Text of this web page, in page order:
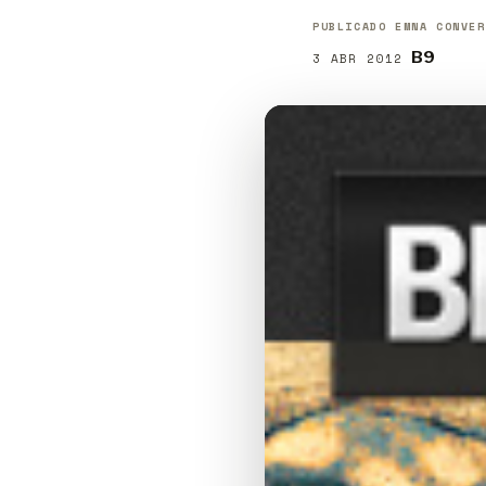
PUBLICADO EM
3 ABR 2012
NA
B9